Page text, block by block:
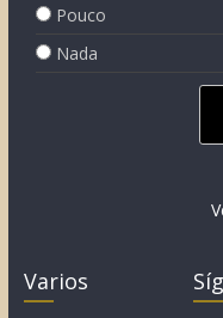
Pouco
Nada
Varios